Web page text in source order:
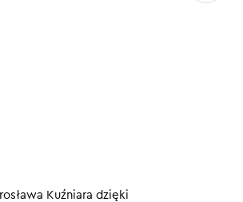
Kuźniara dzięki